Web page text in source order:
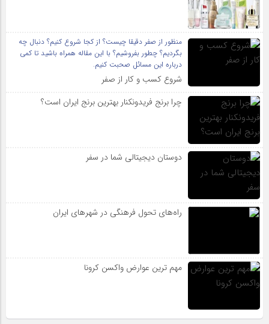
منظور از صفر دقیقا چیست؟ از کجا شروع کنیم؟ دنبال چه
بگردیم؟ چطور بفروشیم؟ با این مقاله همراه باشید تا کمی
درباره این مسائل صحبت کنیم.
شروع کسب و کار از صفر
چرا برنج فریدونکنار بهترین برنج ایران است؟
دوستان دیجیتالی شما در سفر
راه‌های تحول فرهنگی در شهرهای ایران
مهم ترین عوارض واکسن کرونا